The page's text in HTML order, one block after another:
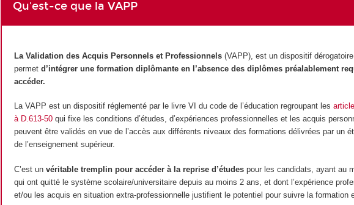
Qu'est-ce que la VAPP
La Validation des Acquis Personnels et Professionnels(VAPP), est un dispositif
permet d’intégrer une formation diplômante en l’absence des diplômes préalablement
accéder.
La VAPP est un dispositif réglementé par le livre VI du code de l’éducation regroupant les
à D.613-50qui fixe les conditions d’études, d’expériences professionnelles et les acquis
peuvent être validés en vue de l’accès aux différents niveaux des formations délivrées par un
de l’enseignement supérieur.
C’est un véritable tremplin pour accéder à la reprise d’étudespour les candidats, ayant au
qui ont quitté le système scolaire/universitaire depuis au moins 2 ans, et dont l’expérience
et/ou les acquis en situation extra-professionnelle justifient le potentiel pour suivre la formation